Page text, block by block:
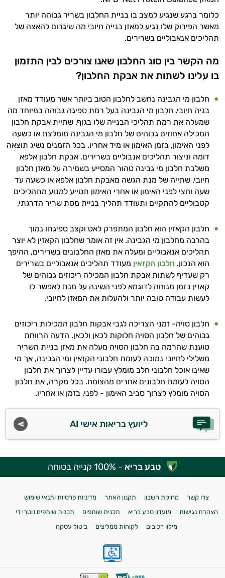
כלומר ברגע שנגיע למצב בו בניית החלבון בשריר גבוהה יותר
מאשר הפירוק שלו נגיע למאזן בנייה חיובי מה שיגרום להאצה של
תהליכים אנאבוליים בשרירים.
מה הקשר בין סוג החלבון שאנו צורכים לבין התזמון
בו עלינו לשתות את אבקת החלבון?
חלבון מי הגבינה נחשב לחלבון הטוב ביותר אשר מעודד מאזן
בניה חיובי. חלבון מי הגבינה בעל רמת ספיגה גבוהה במיוחד מה
שמעלה את רמת תהליכי הבנייה שלו בגוף. שתיית אבקת חלבון
המכילה אחוזים גבוהים של חלבון מי הגבינה מומלצת או כשעה
לפני האימון, בזמן האימון או מיד אחריו. בכל הזמנים נשיג תוצאה
דומה וניצור תהליכים אנבוליים בשרירים. אבקת חלבון אלפא
משלבת חלבון מי גבינה טהור המסייע בשמירה על מאזן חלבון
חיובי. שתייה של מנת הגשה מאבקת חלבון אלפא או כשעה עד
שעה וחצי לפני האימון או אחרי האימון תסייע למנוע מתהליכים
קטבוליים להתקיים ותעודד תהליך בניית מסת שריר הדרגתי.
חלבון הקאזין הוא חלבון המתפרק לאט וקצב ספיגתו נמוך
בהרבה מחלבון מי הגבינה. אין זה אומר שחלבון הקאזין לא יוצר
תהליכים אנאבוליים ומעלה את מאזן החלבונים בשרירים, ההיפך
הוא הנכון. חלבון הקזאין מעודד תהליכים אנאבוליים בשרירים
רק שעדיף לשתות אבקת חלבון המכילה ריכוזים גבוהים של
קאזין בזמן מנוחה לדוגמא לפני השינה על מנת לאפשר לו
לעשות עבודה טובה יותר ולהעלות את המאזן לחיובי.
חלבון סויה- זמני הצריכה לגבי אבקות חלבון המכילות ריכוזים
גבוהים של חלבון הסויה חלוקות לכאן ולכאן. הדעה הרווחת
טוענת שהרמה בה חלבון הסויה מעלה את מאזן בניית השריר
משלילי לחיובי נמוכה לעומת חלבוני הקזאין ומי הגבינה, אך מי
שאינו אוכל חלבוני חלב מומלץ עבורו עדיין לצרוך את חלבון
הסויה לעומת חלבונים אחרים מהצומח. בכל מקרה, את חלבון
הסויה מומלץ לצרוך סביב האימון - לפני, בזמן או אחריו.
ליועץ בריאות אישי AI
טבע בריא - 100% קנייה בטוחה
צרו קשר מחיקת חשבון תקנון האתר
מדיניות פרטיות ותנאי שימוש
הצהרת נגישות
מועדון טבע בריא תכנית שותפים
תכנית שותפים נוטרי די
מילון רכיבים
לקוחות ממליצים ביטול עסקה
וספרות מקצועית בתחומי הרפואה הטבעית
ותזונת הספורט.
התזונה ומוצרי הבריאות המדויקים למטרות
ולמצב הגופני שלך, ולהסביר לך אילו רכיבים
יום וגם בתחום הכושר והספורט.
המטרה שלי היא להתאים עבורך המלצות
אישיות מבוססות מדעית.
זה הזמן להתחיל. איך אוכל לעזור?